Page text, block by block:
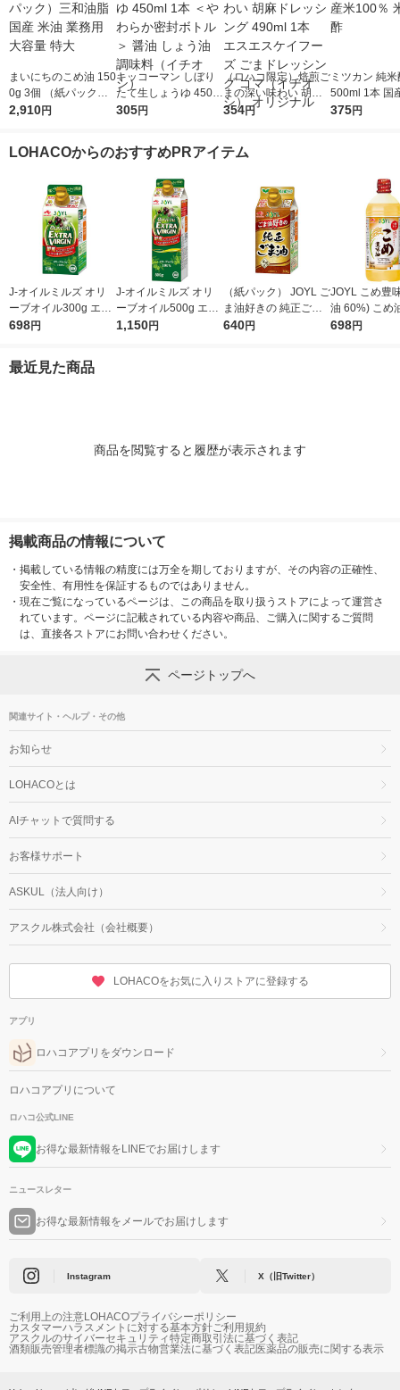
まいにちのこめ油 150
0g 3個 （紙パック）
三和油脂 国産 米油 業
2,910円
キッコーマン しぼり
たて生しょうゆ 450m
l 1本 ＜やわらか密封
シ）
305円
（ロハコ限定）焙煎ご
まの深い味わい 胡麻
ドレッシング 490ml 1
ゴマ（イチオシ） オ
354円
ミツカン 純
500ml 1本 国
0％ 米酢 食酢
375円
LOHACOからのおすすめPRアイテム
J-オイルミルズ オリ
ーブオイル300g エキ
ストラバージン スペ
L
698円
J-オイルミルズ オリ
ーブオイル500g エキ
ストラバージン スペ
1,150円
（紙パック） JOYL ご
ま油好きの 純正ごま
油 300g 1本 味の素 J-
640円
JOYL こめ豊
油 60%) こめ油 ブレ
ンド 味の素
698円
最近見た商品
商品を閲覧すると履歴が表示されます
掲載商品の情報について
・ 掲載している情報の精度には万全を期しておりますが、その内容の正確性、
安全性、有用性を保証するものではありません。
・ 現在ご覧になっているページは、この商品を取り扱うストアによって運営さ
れています。ページに記載されている内容や商品、ご購入に関するご質問
は、直接各ストアにお問い合わせください。
ページトップへ
関連サイト・ヘルプ・その他
お知らせ
LOHACOとは
AIチャットで質問する
お客様サポート
ASKUL（法人向け）
アスクル株式会社（会社概要）
LOHACOをお気に入りストアに登録する
アプリ
ロハコアプリをダウンロード
ロハコアプリについて
ロハコ公式LINE
お得な最新情報をLINEでお届けします
ニュースレター
お得な最新情報をメールでお届けします
Instagram X（旧Twitter）
ご利用上の注意LOHACOプライバシーポリシー
カスタマーハラスメントに対する基本方針ご利用規約
アスクルのサイバーセキュリティ特定商取引法に基づく表記
酒類販売管理者標識の掲示古物営業法に基づく表記医薬品の販売に関する表示